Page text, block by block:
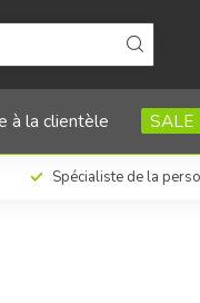
à la clientèle SALE
Spécialiste de la